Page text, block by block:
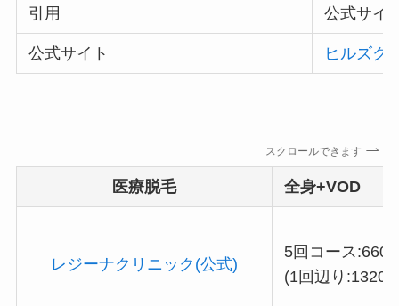
引用 公式サイ
公式サイト ヒルズク
スクロールできます
医療脱毛 全身+VOD
レジーナクリニック(公式)
5回コース
(1回辺り